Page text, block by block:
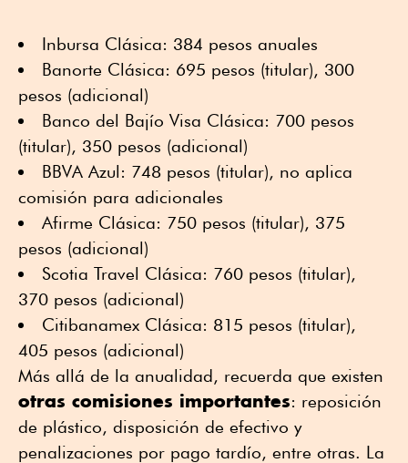
Inbursa Clásica: 384 pesos anuales
Banorte Clásica: 695 pesos (titular), 300
pesos (adicional)
Banco del Bajío Visa Clásica: 700 pesos
(titular), 350 pesos (adicional)
BBVA Azul: 748 pesos (titular), no aplica
comisión para adicionales
Afirme Clásica: 750 pesos (titular), 375
pesos (adicional)
Scotia Travel Clásica: 760 pesos (titular),
370 pesos (adicional)
Citibanamex Clásica: 815 pesos (titular),
405 pesos (adicional)
Más allá de la anualidad, recuerda que existen
otras comisiones importantes: reposición
de plástico, disposición de efectivo y
penalizaciones por pago tardío, entre otras. La